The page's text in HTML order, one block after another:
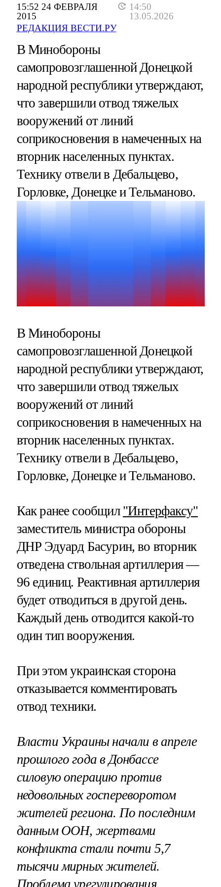
15:52 24 ФЕВРАЛЯ
2015
14:50
13.05.2026
РЕДАКЦИЯ ВЕСТИ.РУ
В Минобороны
самопровозглашенной Донецкой
народной республики утверждают,
что завершили отвод тяжелых
вооружений от линий
соприкосновения в намеченных на
вторник населенных пунктах.
Технику отвели в Дебальцево,
Горловке, Донецке и Тельманово.
В Минобороны
самопровозглашенной Донецкой
народной республики утверждают,
что завершили отвод тяжелых
вооружений от линий
соприкосновения в намеченных на
вторник населенных пунктах.
Технику отвели в Дебальцево,
Горловке, Донецке и Тельманово.
Как ранее сообщил "Интерфаксу"
заместитель министра обороны
ДНР Эдуард Басурин, во вторник
отведена ствольная артиллерия —
96 единиц. Реактивная артиллерия
будет отводиться в другой день.
Каждый день отводится какой-то
один тип вооружения.
При этом украинская сторона
отказывается комментировать
отвод техники.
Власти Украины начали в апреле
прошлого года в Донбассе
силовую операцию против
недовольных госпереворотом
жителей региона. По последним
данным ООН, жертвами
конфликта стали почти 5,7
тысячи мирных жителей.